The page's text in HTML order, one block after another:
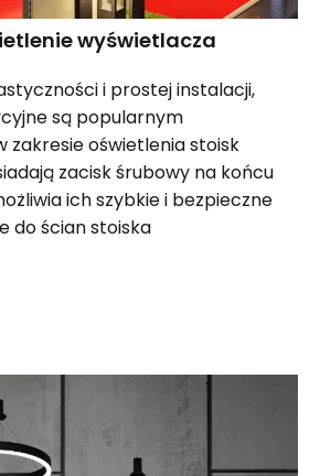
wyświetlacza
i prostej instalacji,
są popularnym
zakresie oświetlenia stoisk
zacisk śrubowy na końcu
ich szybkie i bezpieczne
do ścian stoiska